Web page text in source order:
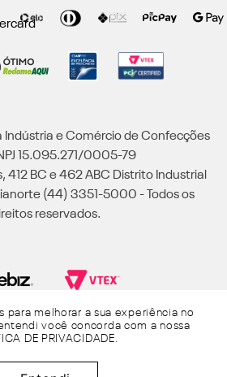
para melhorar a sua experiência no
você concorda com a nossa
DE PRIVACIDADE.
e Comércio de Confecções
15.095.271/0005-79
412 BC e 462 ABC Distrito Industrial
(44) 3351-5000 - Todos os
reservados.
Morena Rosa, Iódice, Maria Valentina, Zinco e
os direitos reservados.